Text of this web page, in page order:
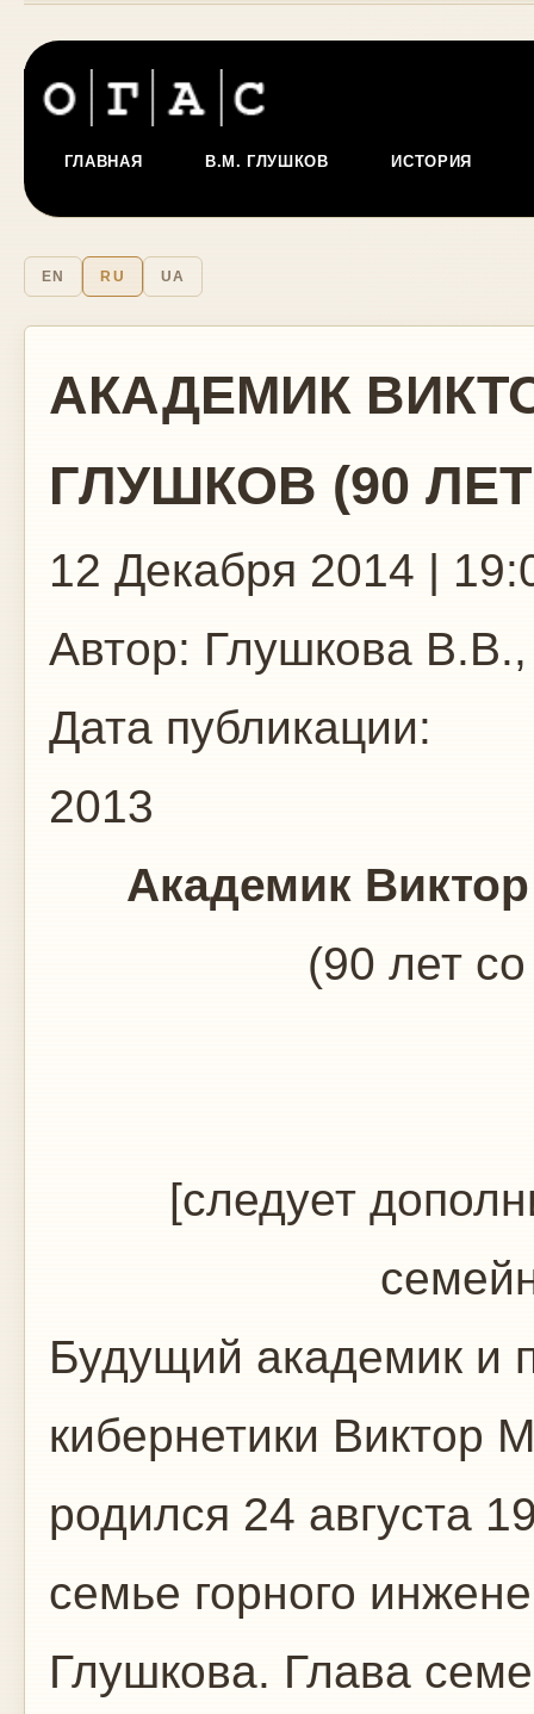
ГЛАВНАЯ В.М. ГЛУШКОВ ИСТОРИЯ
EN RU UA
АКАДЕМИК
ГЛУШКОВ (90
12 Декабря 2014 |
Автор: Глушкова
Дата публикации:
2013
Академик
(90 лет
[следует
Будущий академик и
кибернетики Виктор
родился 24 августа
семье горного
Глушкова. Глава